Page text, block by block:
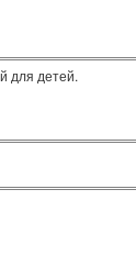
для детей.